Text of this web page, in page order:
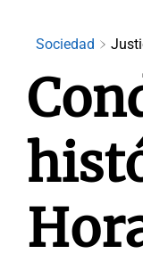
Sociedad